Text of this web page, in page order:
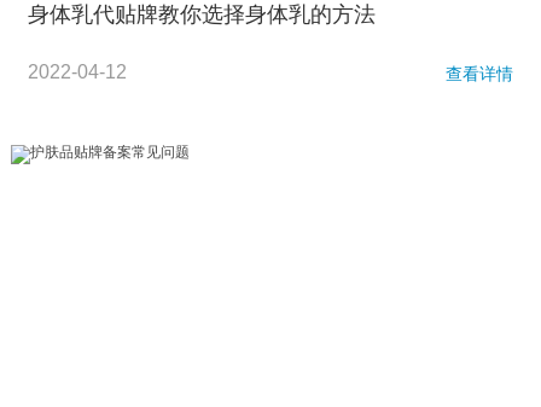
身体乳代贴牌教你选择身体乳的方法
2022-04-12 查看详情